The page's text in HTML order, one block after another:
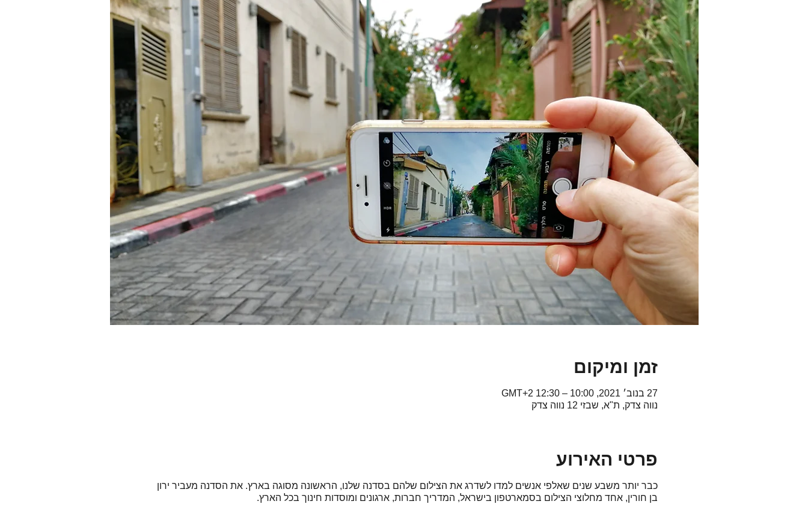
זמן ומיקום
27 בנוב׳ 2021, 10:00 – 12:30 GMT‎+2‎
נווה צדק, ת"א, שבזי 12 נווה צדק
פרטי האירוע
כבר יותר משבע שנים שאלפי אנשים למדו לשדרג את הצילום שלהם בסדנה שלנו, הראשונה מסוגה בארץ. את הסדנה מעביר ירון
בן חורין, אחד מחלוצי הצילום בסמארטפון בישראל, המדריך חברות, ארגונים ומוסדות חינוך בכל הארץ.